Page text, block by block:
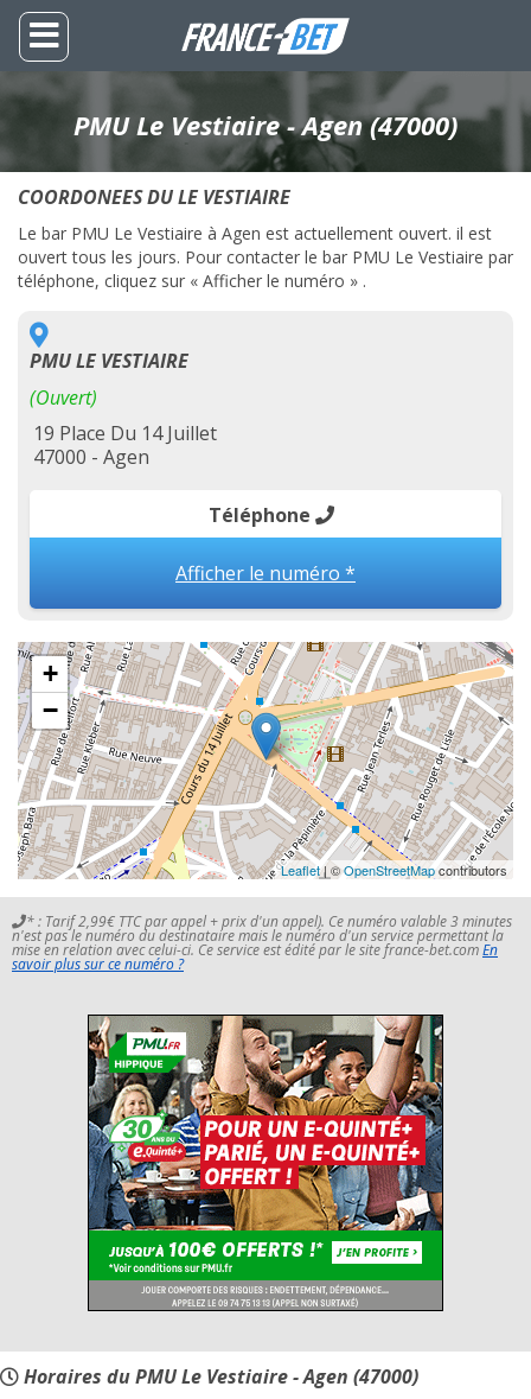
PMU Le Vestiaire - Agen (47000)
COORDONEES DU LE VESTIAIRE
Le bar PMU Le Vestiaire à Agen est actuellement ouvert. il est
ouvert tous les jours. Pour contacter le bar PMU Le Vestiaire par
téléphone, cliquez sur « Afficher le numéro » .
PMU LE VESTIAIRE
(Ouvert)
19 Place Du 14 Juillet
47000 - Agen
Téléphone
Afficher le numéro *
+
−
Leaflet| ©OpenStreetMapcontributors
* : Tarif 2,99€ TTC par appel + prix d'un appel). Ce numéro valable 3 minutes
n'est pas le numéro du destinataire mais le numéro d'un service permettant la
mise en relation avec celui-ci. Ce service est édité par le site france-bet.comEn
savoir plus sur ce numéro ?
Horaires du PMU Le Vestiaire - Agen (47000)